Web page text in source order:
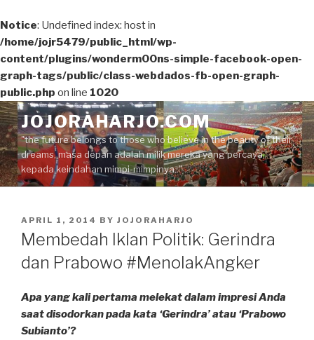
Notice: Undefined index: host in
/home/jojr5479/public_html/wp-
content/plugins/wonderm00ns-simple-facebook-open-
graph-tags/public/class-webdados-fb-open-graph-
public.php on line 1020
Skip
to
content
JOJORAHARJO.COM
"the future belongs to those who believe in the beauty of their
dreams, masa depan adalah milik mereka yang percaya
kepada keindahan mimpi-mimpinya.."
POSTED
ON
APRIL 1, 2014 BY JOJORAHARJO
Membedah Iklan Politik: Gerindra
dan Prabowo #MenolakAngker
Apa yang kali pertama melekat dalam impresi Anda
saat disodorkan pada kata ‘Gerindra’ atau ‘Prabowo
Subianto’?